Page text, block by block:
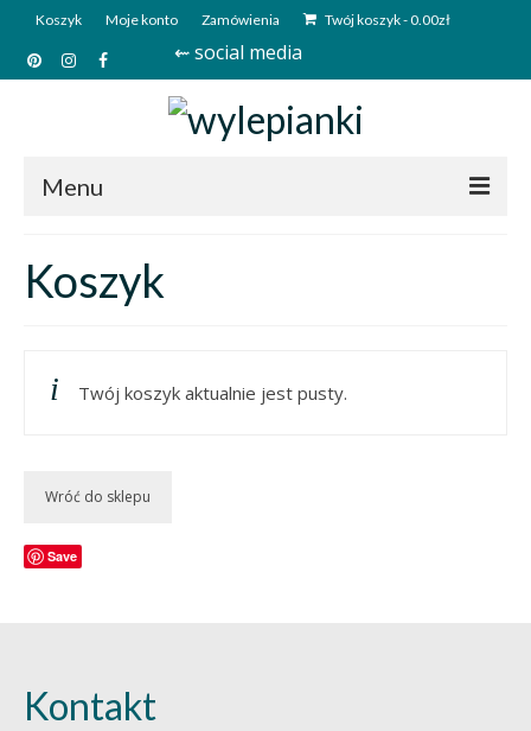
Koszyk Moje konto Zamówienia Twój koszyk-0.00zł
⇜ social media
Menu
Sklep
Kontakt
Koszyk
Twój koszyk aktualnie jest pusty.
Wróć do sklepu
Save
Kontakt